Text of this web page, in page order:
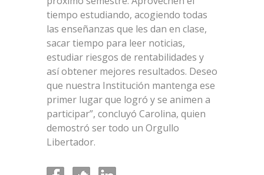
tiempo estudiando, acogiendo todas
las enseñanzas que les dan en clase,
sacar tiempo para leer noticias,
estudiar riesgos de rentabilidades y
así obtener mejores resultados. Deseo
que nuestra Institución mantenga ese
primer lugar que logró y se animen a
participar”, concluyó Carolina, quien
demostró ser todo un Orgullo
Libertador.